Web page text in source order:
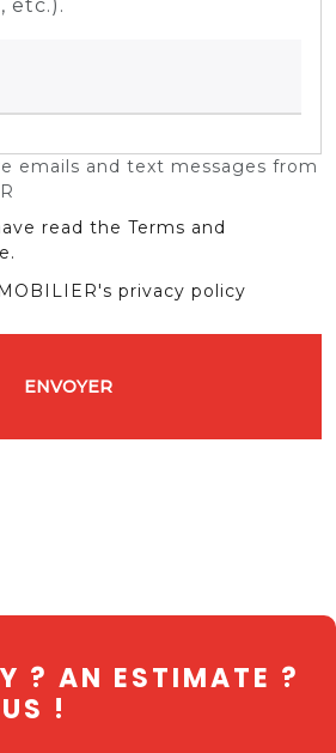
etc.).
emails and text messages from
read the Terms and
privacy policy
ENVOYER
? AN ESTIMATE ?
!